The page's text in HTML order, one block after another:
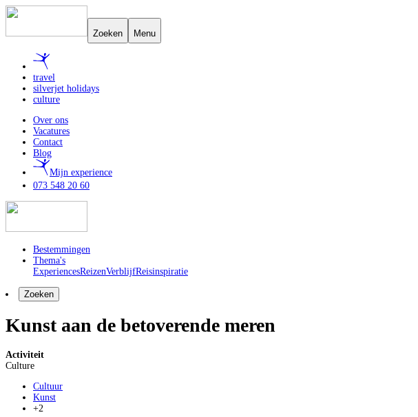
Zoeken Menu
travel
silverjet holidays
culture
Over ons
Vacatures
Contact
Blog
Mijn experience
073 548 20 60
Bestemmingen
Thema's
ExperiencesReizenVerblijfReisinspiratie
Zoeken
Kunst aan de betoverende meren
Activiteit
Culture
Cultuur
Kunst
+2